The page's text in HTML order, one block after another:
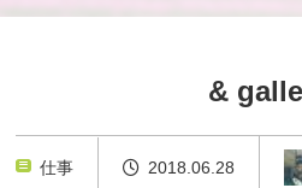
&
仕事 2018.06.28